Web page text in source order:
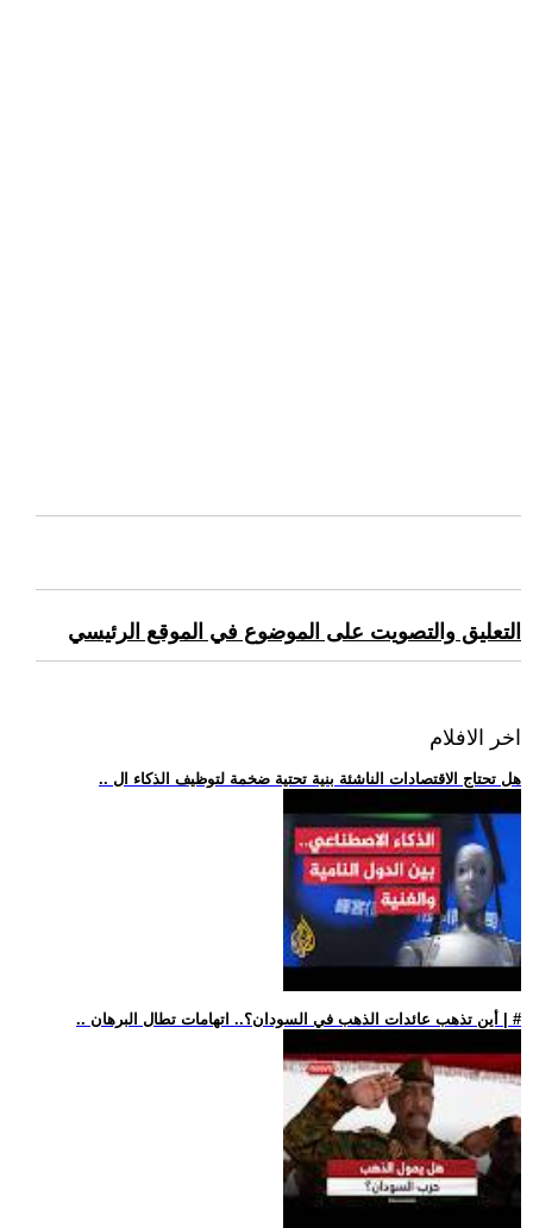
التعليق والتصويت على الموضوع في الموقع الرئيسي
اخر الافلام
.. هل تحتاج الاقتصادات الناشئة بنية تحتية ضخمة لتوظيف الذكاء ال
.. أين تذهب عائدات الذهب في السودان؟.. اتهامات تطال البرهان | #